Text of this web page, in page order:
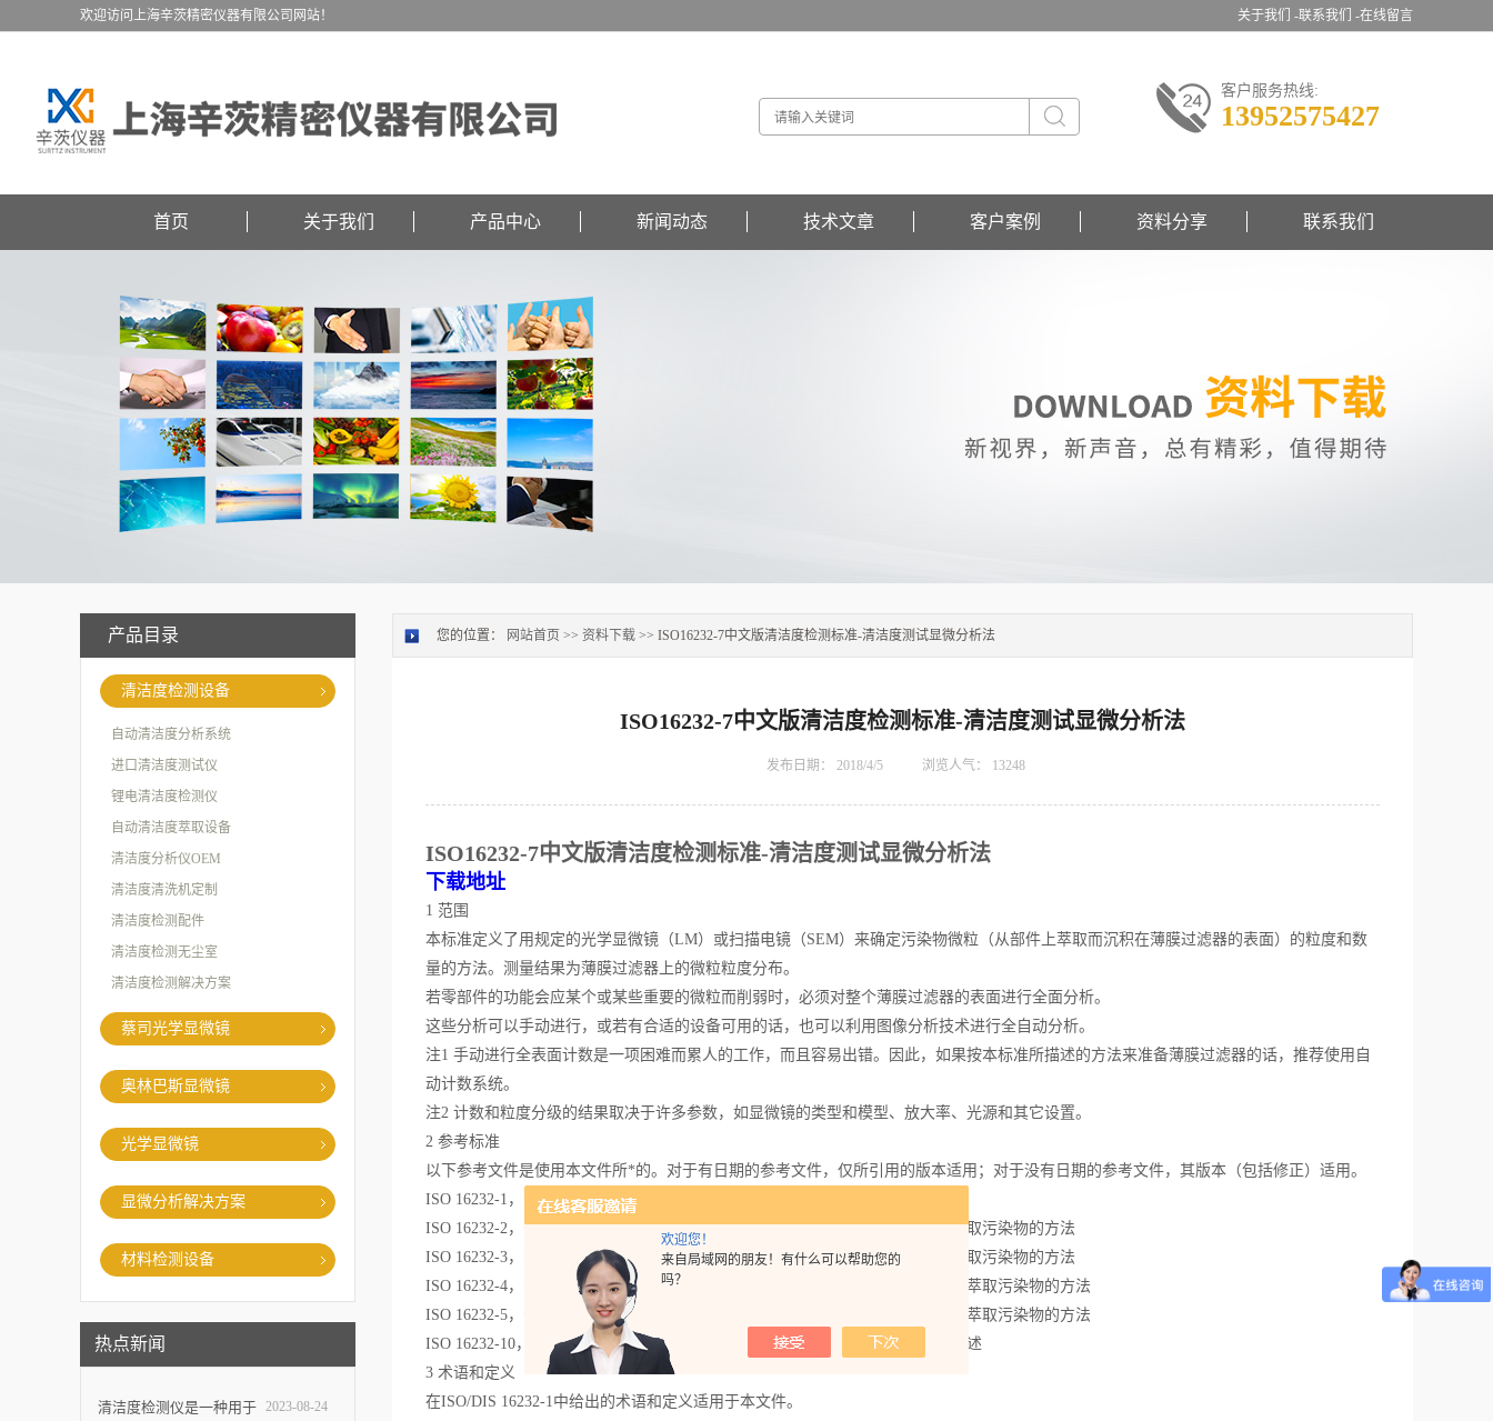
欢迎您！
来自局域网的朋友！有什么可以帮助您的
吗？
关于我们 -联系我们 -在线留言
欢迎访问上海辛茨精密仪器有限公司网站！
客户服务热线:
13952575427
首页 关于我们 产品中心 新闻动态 技术文章 客户案例 资料分享 联系我们
产品目录
清洁度检测设备
自动清洁度分析系统
进口清洁度测试仪
锂电清洁度检测仪
自动清洁度萃取设备
清洁度分析仪OEM
清洁度清洗机定制
清洁度检测配件
清洁度检测无尘室
清洁度检测解决方案
蔡司光学显微镜
奥林巴斯显微镜
光学显微镜
显微分析解决方案
材料检测设备
热点新闻
清洁度检测仪是一种用于 2023-08-24
您的位置： 网站首页 >> 资料下载 >> ISO16232-7中文版清洁度检测标准-清洁度测试显微分析法
ISO16232-7中文版清洁度检测标准-清洁度测试显微分析法
发布日期： 2018/4/5 浏览人气： 13248
ISO16232-7中文版清洁度检测标准-清洁度测试显微分析法
下载地址
1 范围
本标准定义了用规定的光学显微镜（LM）或扫描电镜（SEM）来确定污染物微粒（从部件上萃取而沉积在薄膜过滤器的表面）的粒度和数
量的方法。测量结果为薄膜过滤器上的微粒粒度分布。
若零部件的功能会应某个或某些重要的微粒而削弱时，必须对整个薄膜过滤器的表面进行全面分析。
这些分析可以手动进行，或若有合适的设备可用的话，也可以利用图像分析技术进行全自动分析。
注1 手动进行全表面计数是一项困难而累人的工作，而且容易出错。因此，如果按本标准所描述的方法来准备薄膜过滤器的话，推荐使用自
动计数系统。
注2 计数和粒度分级的结果取决于许多参数，如显微镜的类型和模型、放大率、光源和其它设置。
2 参考标准
以下参考文件是使用本文件所*的。对于有日期的参考文件，仅所引用的版本适用；对于没有日期的参考文件，其版本（包括修正）适用。
ISO 16232-1，公路车辆——有流体循环的部件的清洁度—第1部分：术语
ISO 16232-2，公路车辆——有流体循环的部件的清洁度—第2部分：机械搅拌萃取污染物的方法
ISO 16232-3，公路车辆——有流体循环的部件的清洁度—第3部分：高压冲洗萃取污染物的方法
ISO 16232-4，公路车辆——有流体循环的部件的清洁度—第4部分：超声波技术萃取污染物的方法
ISO 16232-5，公路车辆——有流体循环的部件的清洁度—第5部分：功能试验台萃取污染物的方法
ISO 16232-10，公路车辆——有流体循环的部件的清洁度—第10部分：结果的表述
3 术语和定义
在ISO/DIS 16232-1中给出的术语和定义适用于本文件。